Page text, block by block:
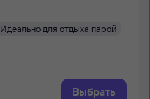
Идеально для отдыха парой
Выбрать